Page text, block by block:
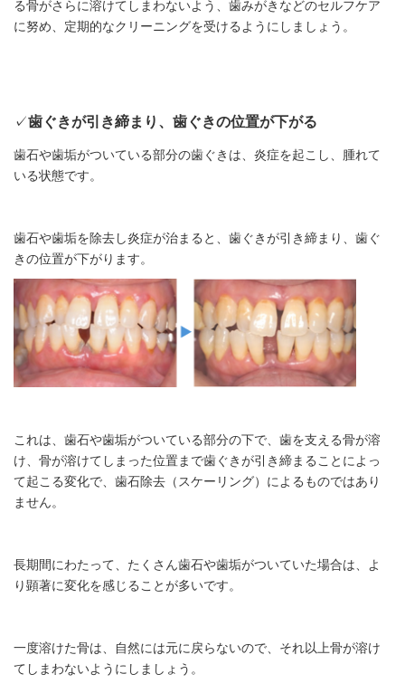
る骨がさらに溶けてしまわないよう、歯みがきなどのセルフケア
に努め、定期的なクリーニングを受けるようにしましょう。
✓歯ぐきが引き締まり、歯ぐきの位置が下がる
歯石や歯垢がついている部分の歯ぐきは、炎症を起こし、腫れて
いる状態です。
歯石や歯垢を除去し炎症が治まると、歯ぐきが引き締まり、歯ぐ
きの位置が下がります。
これは、歯石や歯垢がついている部分の下で、歯を支える骨が溶
け、骨が溶けてしまった位置まで歯ぐきが引き締まることによっ
て起こる変化で、歯石除去（スケーリング）によるものではあり
ません。
長期間にわたって、たくさん歯石や歯垢がついていた場合は、よ
り顕著に変化を感じることが多いです。
一度溶けた骨は、自然には元に戻らないので、それ以上骨が溶け
てしまわないようにしましょう。